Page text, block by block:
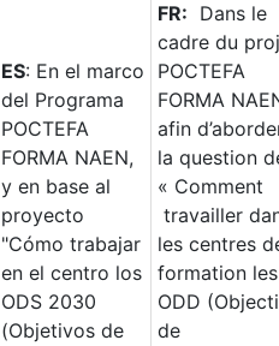
ES: En el marco
del Programa
POCTEFA
FORMA NAEN,
y en base al
proyecto
"Cómo trabajar
en el centro los
ODS 2030
(Objetivos de
FR: Dans le
cadre du
POCTEFA
FORMA
afin
la question
« Comment
travailler
les centres
formation les
ODD
de